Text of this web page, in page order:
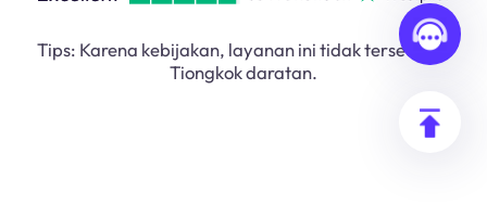
Tips: Karena kebijakan, layanan ini tidak tersedia di
Tiongkok daratan.